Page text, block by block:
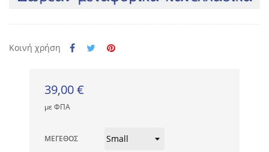
Κοινή χρήση
39,00 €
με ΦΠΑ
ΜΈΓΕΘΟΣ